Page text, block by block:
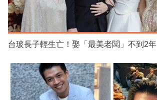
台玻長子輕生亡！娶「最美老闆」不到2年